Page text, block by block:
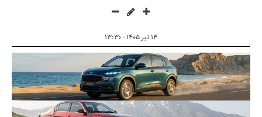
۱۴ تیر ۱۴۰۵ - ۱۳:۳۰